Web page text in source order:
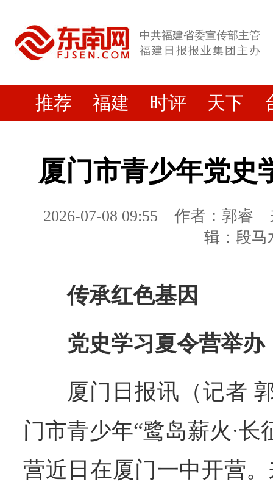
中共福建省委宣传部主管
福建日报报业集团主办
推荐 福建 时评 天下
厦门市青少年党史
2026-07-08 09:55 作者：郭睿
辑：段马
传承红色基因
党史学习夏令营举办
厦门日报讯（记者
门市青少年“鹭岛薪火·
营近日在厦门一中开营